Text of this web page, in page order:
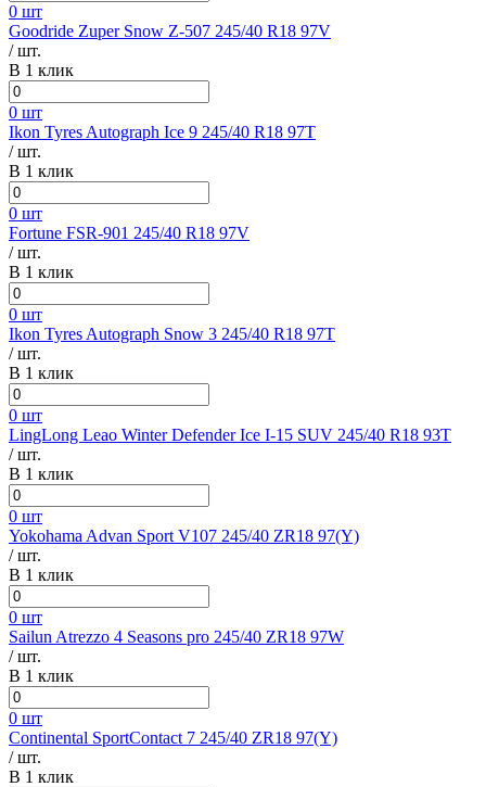
0 шт
Goodride Zuper Snow Z-507 245/40 R18 97V
/ шт.
В 1 клик
0 шт
Ikon Tyres Autograph Ice 9 245/40 R18 97T
/ шт.
В 1 клик
0 шт
Fortune FSR-901 245/40 R18 97V
/ шт.
В 1 клик
0 шт
Ikon Tyres Autograph Snow 3 245/40 R18 97T
/ шт.
В 1 клик
0 шт
LingLong Leao Winter Defender Ice I-15 SUV 245/40 R18 93T
/ шт.
В 1 клик
0 шт
Yokohama Advan Sport V107 245/40 ZR18 97(Y)
/ шт.
В 1 клик
0 шт
Sailun Atrezzo 4 Seasons pro 245/40 ZR18 97W
/ шт.
В 1 клик
0 шт
Continental SportContact 7 245/40 ZR18 97(Y)
/ шт.
В 1 клик